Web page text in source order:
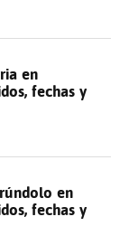
en
fechas y
en
fechas y